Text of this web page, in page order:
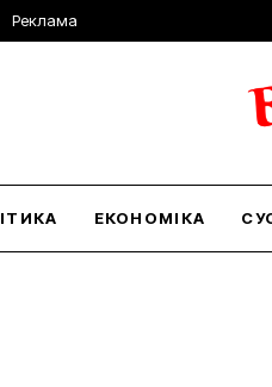
Реклама
ЕКОНОМІКА